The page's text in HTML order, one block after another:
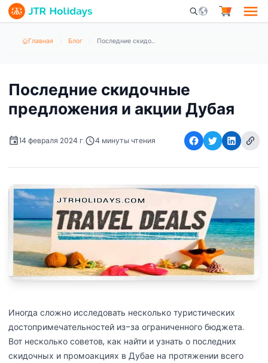
Mobile Search
Главная Блог Последние скидочные предложения и акции Дубая
Последние скидочные
предложения и акции Дубая
14 февраля 2024 г. 4 минуты чтения
Иногда сложно исследовать несколько туристических
достопримечательностей из-за ограниченного бюджета.
Вот несколько советов, как найти и узнать о последних
скидочных и промоакциях в Дубае на протяжении всего